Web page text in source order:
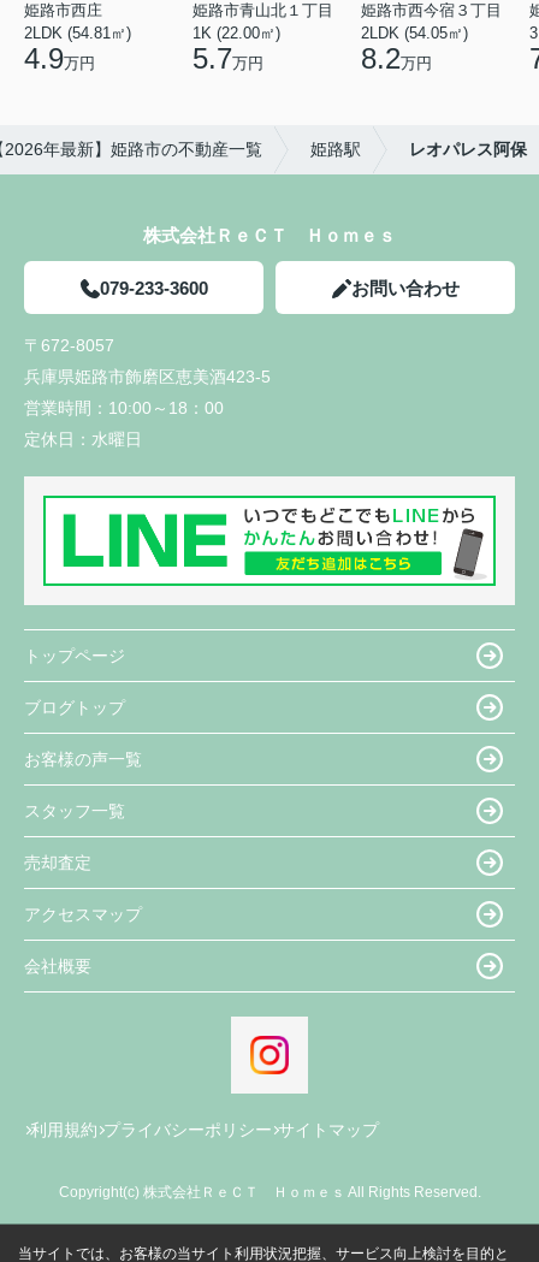
姫路市西庄
2LDK (54.81㎡)
4.9万円
姫路市青山北１丁目
1K (22.00㎡)
5.7万円
姫路市西今宿３丁目
2LDK (54.05㎡)
8.2万円
2026年最新】姫路市の不動産一覧 姫路駅 レオパレス阿保
株式会社ＲｅＣＴ Ｈｏｍｅｓ
079-233-3600 お問い合わせ
〒672-8057
兵庫県姫路市飾磨区恵美酒423-5
営業時間： 10:00～18：00
定休日： 水曜日
トップページ
ブログトップ
お客様の声一覧
スタッフ一覧
売却査定
アクセスマップ
会社概要
利用規約 プライバシーポリシー サイトマップ
Copyright(c) 株式会社ＲｅＣＴ Ｈｏｍｅｓ All Rights Reserved.
当サイトでは、お客様の当サイト利用状況把握、サービス向上検討を目的と